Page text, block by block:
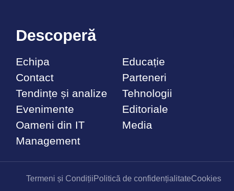
Descoperă
Echipa
Contact
Tendințe și analize
Evenimente
Oameni din IT
Management
Educație
Parteneri
Tehnologii
Editoriale
Media
Termeni și CondițiiPolitică de confidențialitateCookies